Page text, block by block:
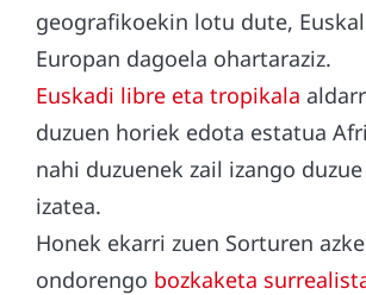
geografikoekin lotu dute,
Europan dagoela ohartaraziz.
Euskadi libre eta tropikala
duzuen horiek edota estatua
nahi duzuenek zail izango
izatea.
Honek ekarri zuen Sorturen
ondorengo bozkaketa